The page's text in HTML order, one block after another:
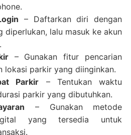
– Daftarkan diri dengan
diperlukan, lalu masuk ke akun
– Gunakan fitur pencarian
lokasi parkir yang diinginkan.
Parkir – Tentukan waktu
parkir yang dibutuhkan.
– Gunakan metode
yang tersedia untuk